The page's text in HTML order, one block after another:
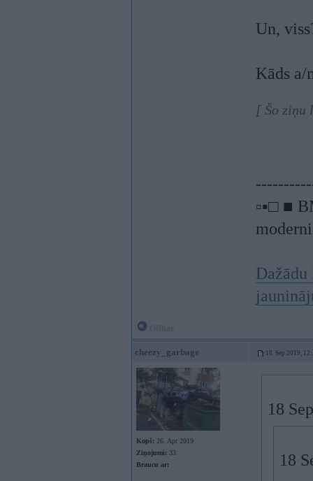
Un,
Kāds
[ Šo ziņu
▫▪□ ■
cheezy_garbage 18. Sep 2019,
Kopš: 26. Apr 2019
Ziņojumi: 33
Braucu ar:
18
18